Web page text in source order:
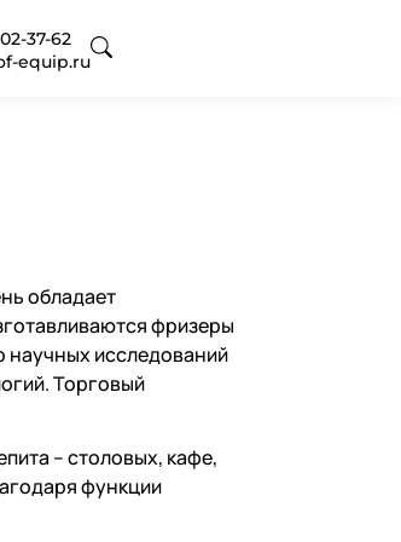
37-62
equip.ru
и запасных
обладает
фризеры
научных исследований
Торговый
– столовых, кафе,
функции